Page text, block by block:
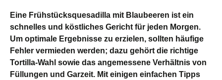
Eine Frühstücksquesadilla mit Blaubeeren ist ein
schnelles und köstliches Gericht für jeden Morgen.
Um optimale Ergebnisse zu erzielen, sollten häufige
Fehler vermieden werden; dazu gehört die richtige
Tortilla-Wahl sowie das angemessene Verhältnis von
Füllungen und Garzeit. Mit einigen einfachen Tipps